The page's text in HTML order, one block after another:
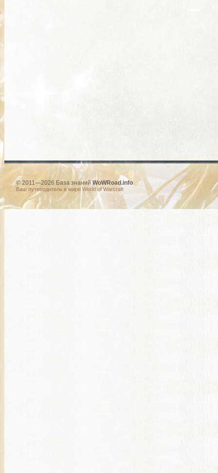
© 2011—2026 База знанийWoWRoad.info
Ваш путеводитель в мире World of Warcraft